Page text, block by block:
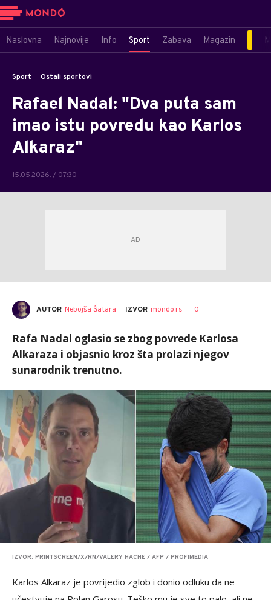
Naslovna Najnovije Info Sport Zabava Magazin
Sport Ostali sportovi
Rafael Nadal: "Dva puta sam
imao istu povredu kao Karlos
Alkaraz"
15.05.2026. / 07:30
AUTOR Nebojša Šatara IZVOR mondo.rs 0
Rafa Nadal oglasio se zbog povrede Karlosa
Alkaraza i objasnio kroz šta prolazi njegov
sunarodnik trenutno.
IZVOR: PRINTSCREEN/X/RN/VALERY HACHE / AFP / PROFIMEDIA
Karlos Alkaraz je povrijedio zglob i donio odluku da ne